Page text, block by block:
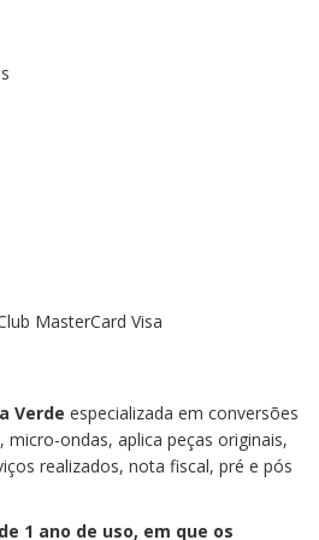
MasterCard Visa
Verde especializada em conversões
ondas, aplica peças originais,
realizados, nota fiscal, pré e pós
1 ano de uso, em que os